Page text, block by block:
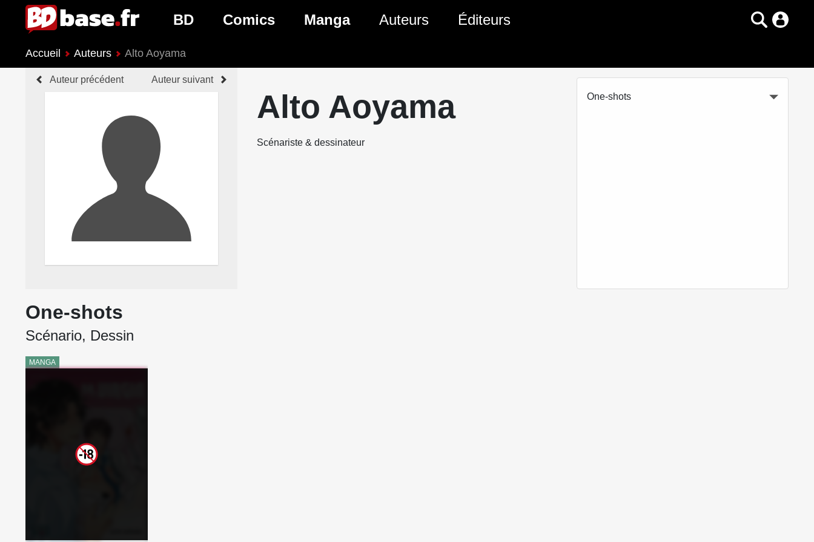
BD
Nouveautés BD
Prochaines sorties BD
Comics
Genres Comics
Manga
Genres Manga
Auteurs Éditeurs
Accueil Auteurs Alto Aoyama
Auteur précédent Auteur suivant
Alto Aoyama
Scénariste & dessinateur
One-shots
One-shots
Scénario, Dessin
MANGA